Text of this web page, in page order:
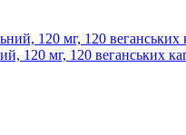
120 мг, 120 веганських